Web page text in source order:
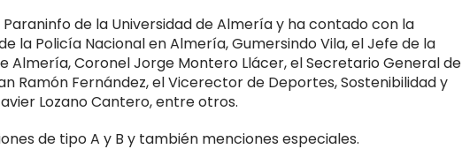
de la Universidad de Almería y ha contado con la
la Policía Nacional en Almería, Gumersindo Vila, el Jefe de la
Almería, Coronel Jorge Montero Llácer, el Secretario General de
Ramón Fernández, el Vicerector de Deportes, Sostenibilidad y
Lozano Cantero, entre otros.
de tipo A y B y también menciones especiales.